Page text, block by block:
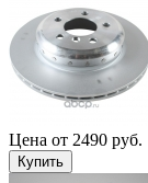
Цена от 2490 руб.
Купить